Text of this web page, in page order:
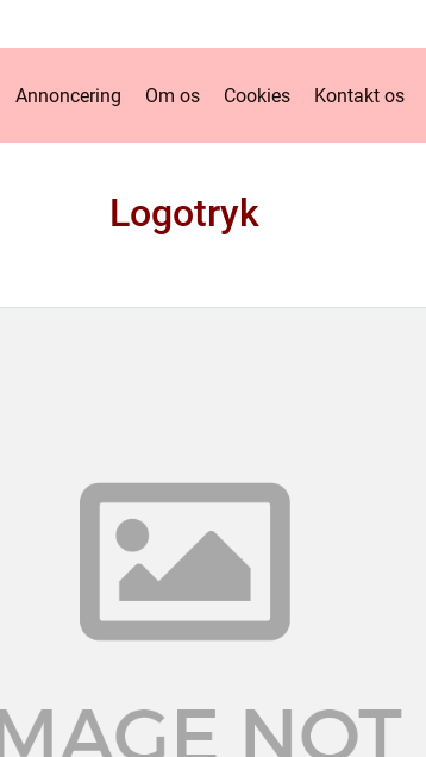
Annoncering Om os Cookies Kontakt os
Logotryk